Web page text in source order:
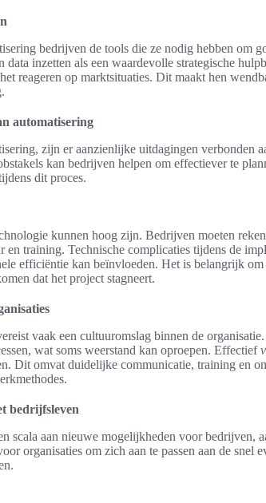
bedrijven de tools die ze nodig hebben om
inzetten als een waardevolle strategische
reageren op marktsituaties. Dit maakt hen
automatisering
zijn er aanzienlijke uitdagingen verbonden
kan bedrijven helpen om effectiever te
dit proces.
kunnen hoog zijn. Bedrijven moeten
training. Technische complicaties tijdens de
efficiëntie kan beïnvloeden. Het is belangrijk
dat het project stagneert.
vaak een cultuuromslag binnen de
wat soms weerstand kan oproepen. Effectief
Dit omvat duidelijke communicatie, training en
bedrijfsleven
scala aan nieuwe mogelijkheden voor bedrijven,
organisaties om zich aan te passen aan de snel